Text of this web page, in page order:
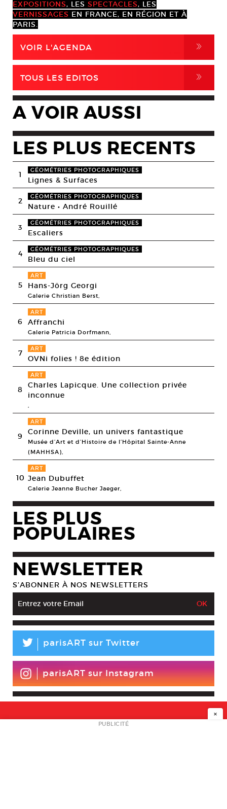
EXPOSITIONS, LES SPECTACLES, LES
VERNISSAGES EN FRANCE, EN RÉGION ET À
PARIS.
VOIR L'AGENDA ,
TOUS LES EDITOS ,
A VOIR AUSSI
LES PLUS RECENTS
1 GÉOMÉTRIES PHOTOGRAPHIQUES
Lignes & Surfaces
2 GÉOMÉTRIES PHOTOGRAPHIQUES
Nature • André Rouillé
3 GÉOMÉTRIES PHOTOGRAPHIQUES
Escaliers
4 GÉOMÉTRIES PHOTOGRAPHIQUES
Bleu du ciel
5
ART
Hans-Jörg Georgi
Galerie Christian Berst,
6
ART
Affranchi
Galerie Patricia Dorfmann,
7 ART
OVNi folies ! 8e édition
8
ART
Charles Lapicque. Une collection privée
inconnue
,
9
ART
Corinne Deville, un univers fantastique
Musée d’Art et d’Histoire de l’Hôpital Sainte-Anne
(MAHHSA),
10
ART
Jean Dubuffet
Galerie Jeanne Bucher Jaeger,
LES PLUS
POPULAIRES
NEWSLETTER
S’ABONNER À NOS NEWSLETTERS
L parisART sur Twitter
parisART sur Instagram
NEWSLETTER
×
PUBLICITÉ